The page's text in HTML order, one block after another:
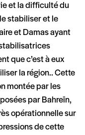
et la difficulté du
stabiliser et le
et Damas ayant
que c’est à eux
la région.. Cette
montée par les
par Bahreïn,
opérationnelle sur
de cette